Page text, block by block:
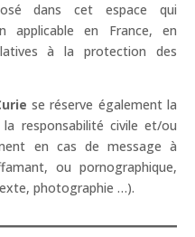
dans cet espace qui
applicable en France, en
à la protection des
se réserve également la
responsabilité civile et/ou
en cas de message à
ou pornographique,
photographie …).